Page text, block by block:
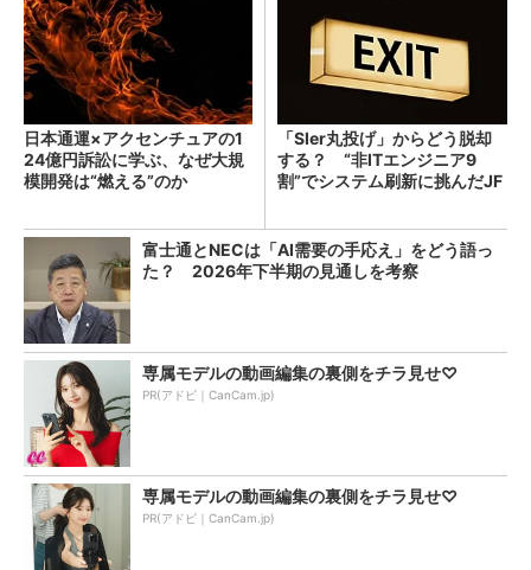
日本通運×アクセンチュアの1
24億円訴訟に学ぶ、なぜ大規
模開発は“燃える”のか
「SIer丸投げ」からどう脱却
する？ “非ITエンジニア9
割”でシステム刷新に挑んだJF
富士通とNECは「AI需要の手応え」をどう語っ
た？ 2026年下半期の見通しを考察
専属モデルの動画編集の裏側をチラ見せ♡
PR(アドビ｜CanCam.jp)
専属モデルの動画編集の裏側をチラ見せ♡
PR(アドビ｜CanCam.jp)